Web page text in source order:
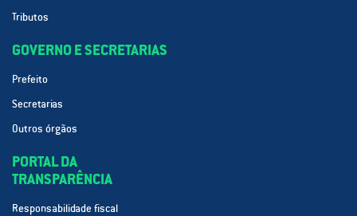
Tributos
GOVERNO E SECRETARIAS
Prefeito
Secretarias
Outros órgãos
PORTAL DA
TRANSPARÊNCIA
Responsabilidade fiscal